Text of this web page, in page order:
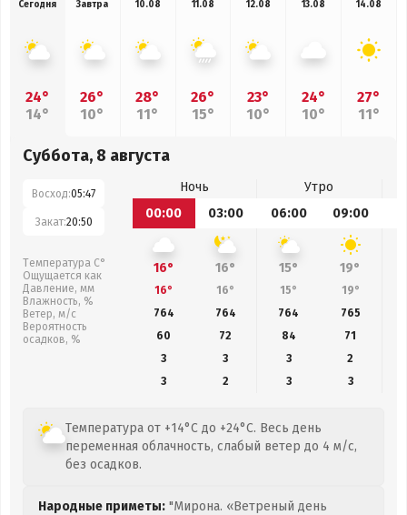
Сегодня
24°
14°
Завтра
26°
10°
10.08
28°
11°
11.08
26°
15°
12.08
23°
10°
13.08
24°
10°
14.08
27°
11°
Суббота, 8 августа
Восход:05:47
Закат:20:50
Температура С°
Ощущается как
Давление, мм
Влажность, %
Ветер, м/с
Вероятность
осадков, %
Ночь
Утро
00:00
03:00 06:00 09:00
16° 16° 15° 19°
16° 16° 15° 19°
764
764 764 765
60
72 84 71
3
3 3
2
3
2 3 3
Температура от +14°C до +24°C. Весь день
переменная облачность, слабый ветер до 4 м/с,
без осадков.
Народные приметы: "Мирона. «Ветреный день